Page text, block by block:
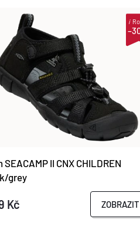
i
SEACAMP II CNX CHILDREN
grey
Kč ZOBRAZIT